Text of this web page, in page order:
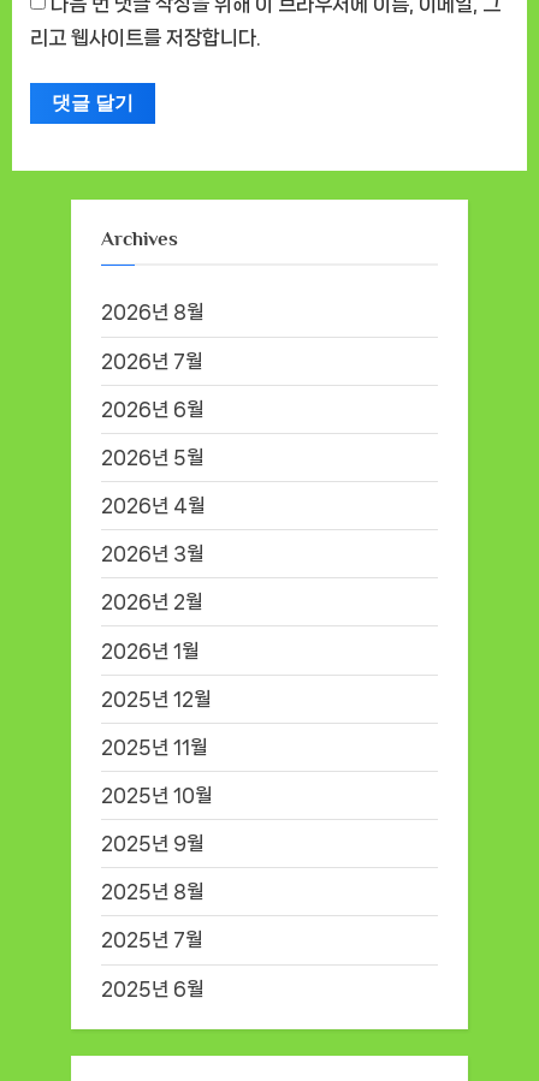
리고 웹사이트를 저장합니다.
Archives
2026년 8월
2026년 7월
2026년 6월
2026년 5월
2026년 4월
2026년 3월
2026년 2월
2026년 1월
2025년 12월
2025년 11월
2025년 10월
2025년 9월
2025년 8월
2025년 7월
2025년 6월